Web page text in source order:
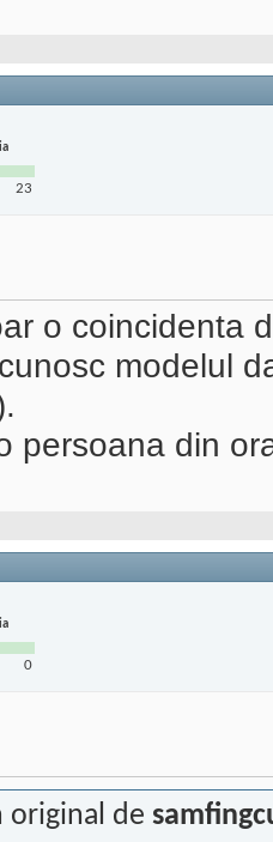
23
o coincidenta
modelul
persoana din
0
original de